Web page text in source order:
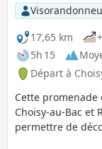
17,65 km
5h 15
Départ à
Cette
Choisy-au-Bac et
permettre de